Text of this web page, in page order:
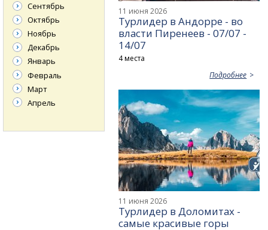
11 июня 2026
Турлидер в Андорре - во
власти Пиренеев - 07/07 -
14/07
4 места
Подробнее
11 июня 2026
Турлидер в Доломитах -
самые красивые горы
Сентябрь
Октябрь
Ноябрь
Декабрь
Январь
Февраль
Март
Апрель